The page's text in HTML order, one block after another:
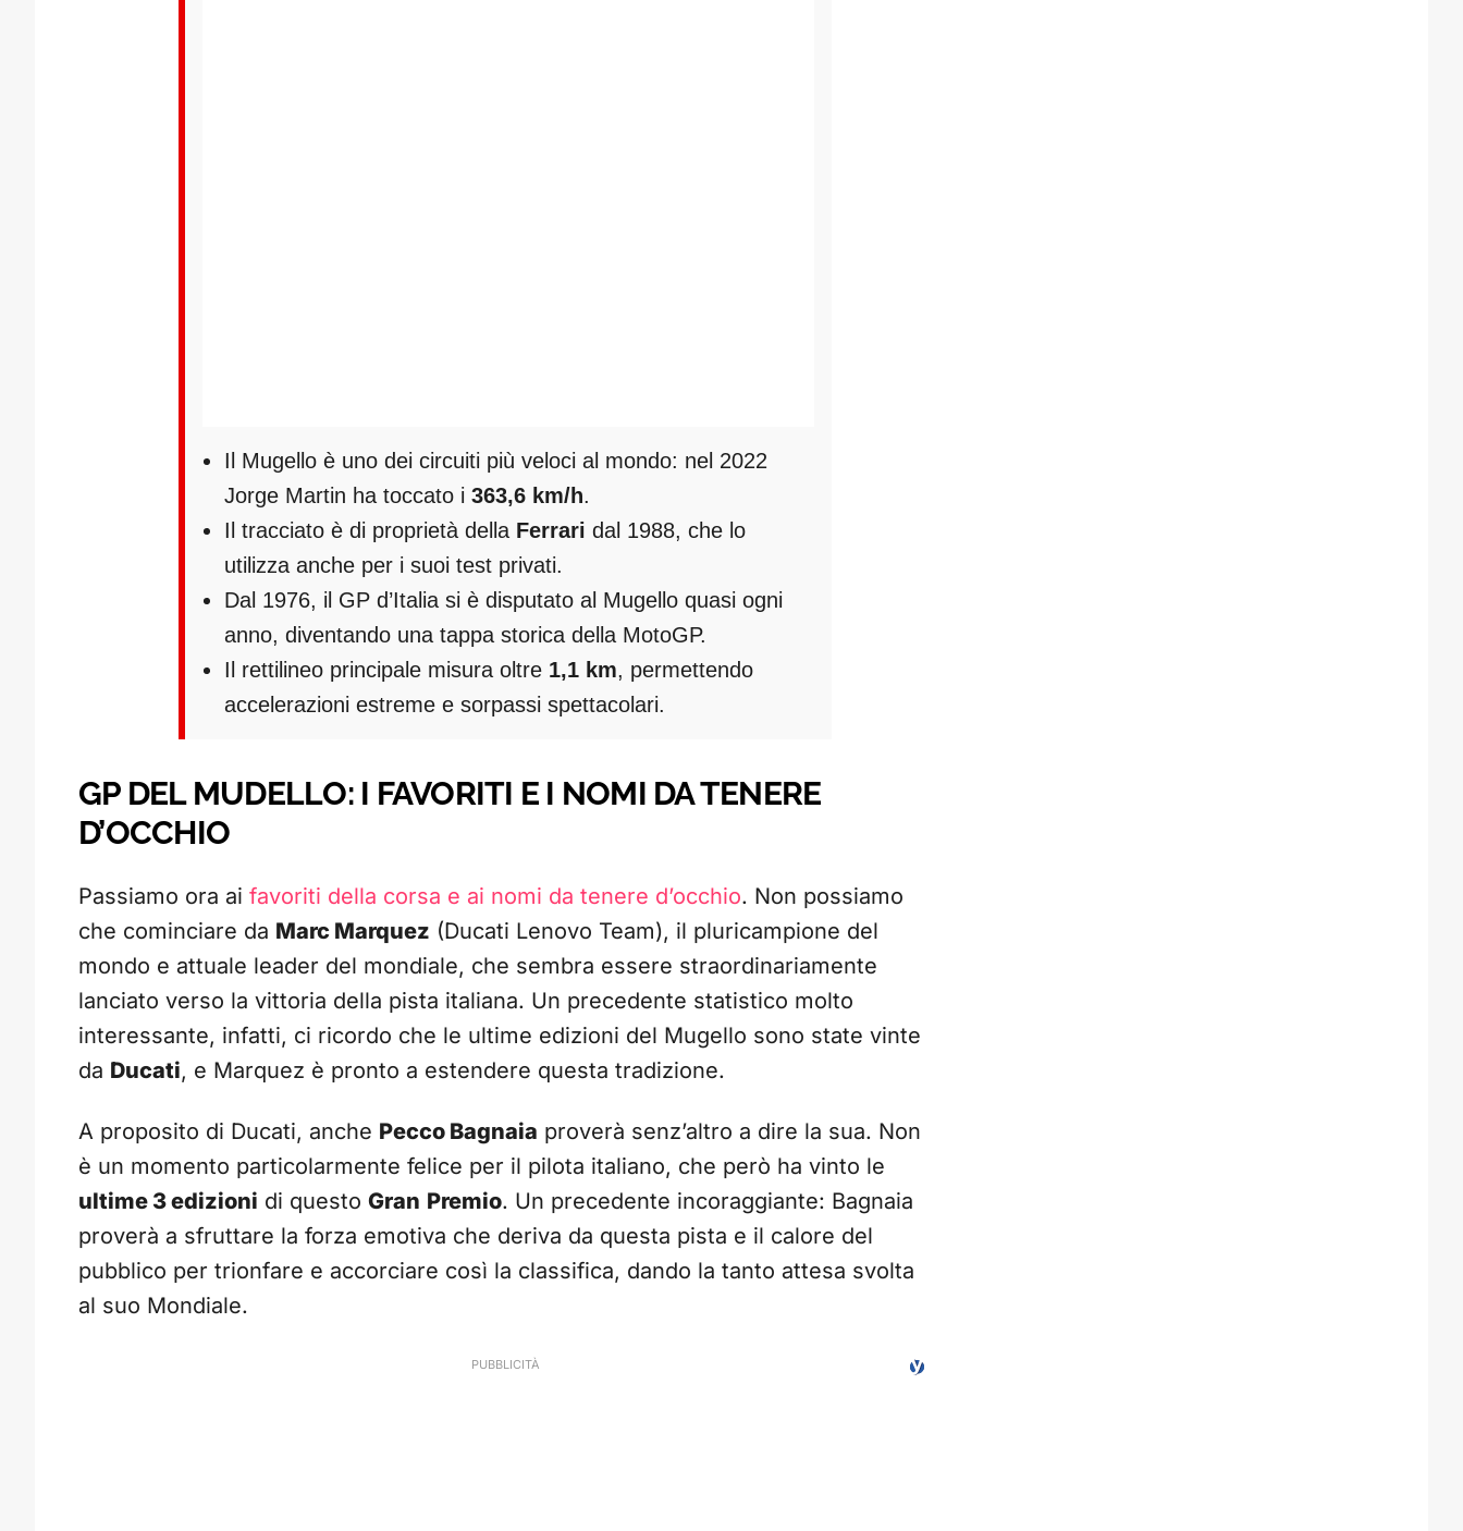
Il Mugello è uno dei circuiti più veloci al mondo: nel 2022
Jorge Martin ha toccato i 363,6 km/h.
Il tracciato è di proprietà della Ferrari dal 1988, che lo
utilizza anche per i suoi test privati.
Dal 1976, il GP d’Italia si è disputato al Mugello quasi ogni
anno, diventando una tappa storica della MotoGP.
Il rettilineo principale misura oltre 1,1 km, permettendo
accelerazioni estreme e sorpassi spettacolari.
GP DEL MUDELLO: I FAVORITI E I NOMI DA TENERE
D’OCCHIO
Passiamo ora ai favoriti della corsa e ai nomi da tenere d’occhio. Non possiamo
che cominciare da Marc Marquez (Ducati Lenovo Team), il pluricampione del
mondo e attuale leader del mondiale, che sembra essere straordinariamente
lanciato verso la vittoria della pista italiana. Un precedente statistico molto
interessante, infatti, ci ricordo che le ultime edizioni del Mugello sono state vinte
da Ducati, e Marquez è pronto a estendere questa tradizione.
A proposito di Ducati, anche Pecco Bagnaia proverà senz’altro a dire la sua. Non
è un momento particolarmente felice per il pilota italiano, che però ha vinto le
ultime 3 edizioni di questo Gran Premio. Un precedente incoraggiante: Bagnaia
proverà a sfruttare la forza emotiva che deriva da questa pista e il calore del
pubblico per trionfare e accorciare così la classifica, dando la tanto attesa svolta
al suo Mondiale.